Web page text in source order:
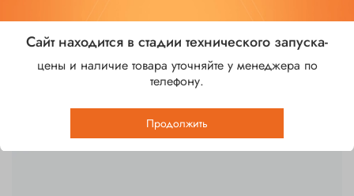
Вторая новость магазина
20.07.2017
Сайт находится в стадии технического запуска-
цены и наличие товара уточняйте у менеджера по
телефону.
Продолжить